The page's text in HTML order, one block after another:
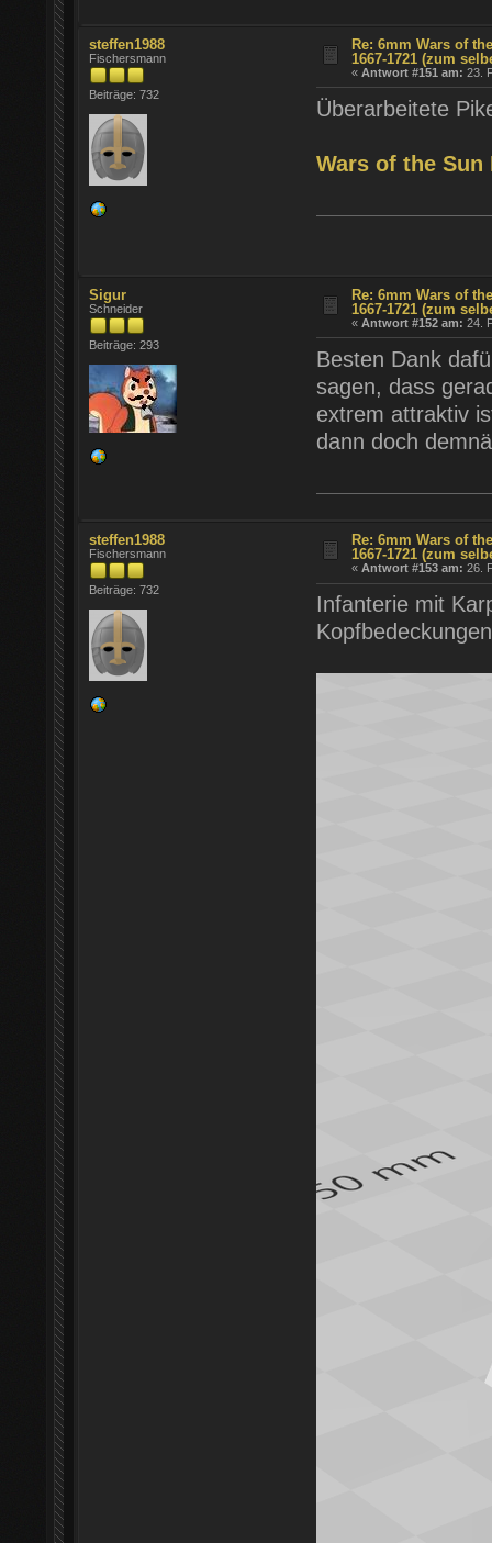
steffen1988
Fischersmann
Beiträge: 732
Re: 6mm Wars of
1667-1721 (zum
«Antwort #151 am: 23.
Überarbeitete
Wars of the Sun
Sigur
Schneider
Beiträge: 293
Re: 6mm Wars of
1667-1721 (zum
«Antwort #152 am: 24.
Besten Dank
sagen, dass
extrem attraktiv
dann doch
steffen1988
Fischersmann
Beiträge: 732
Re: 6mm Wars of
1667-1721 (zum
«Antwort #153 am: 26.
Infanterie mit